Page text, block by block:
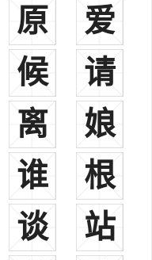
神武帝
政。改革官员选举制度，
颍川
骠骑大将军进爵武城县
之子，代东魏建北齐。北
北齐奠基人白手起家大英
高澄的第四子，封为兰陵
，开隋九老大元帅
原
爱
候
请
离
娘
谁
根
谈
站